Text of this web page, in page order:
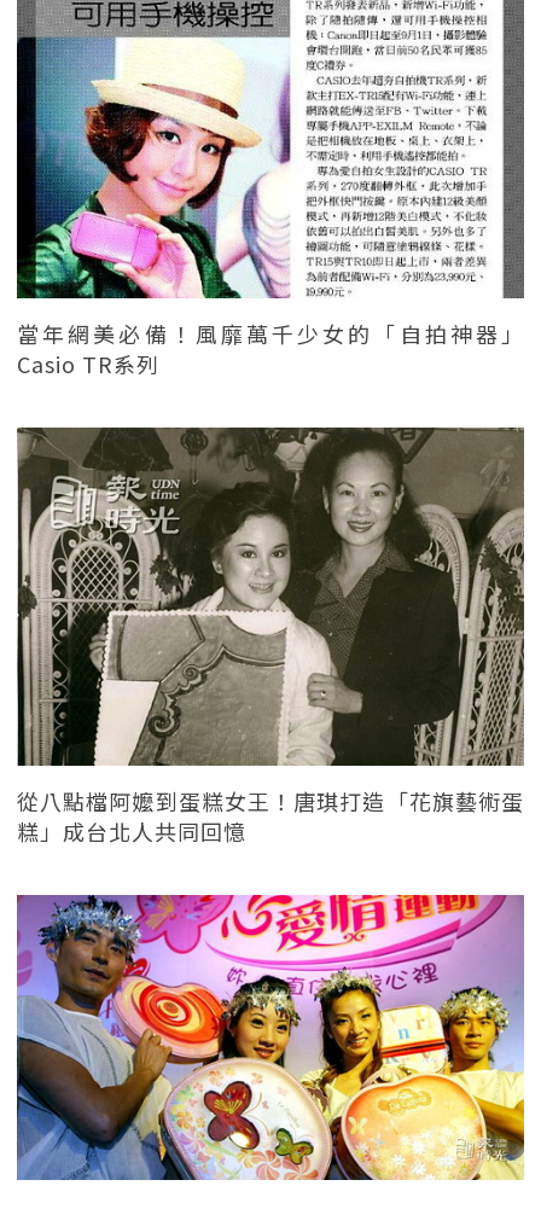
當年網美必備！風靡萬千少女的「自拍神器」
Casio TR系列
從八點檔阿嬤到蛋糕女王！唐琪打造「花旗藝術蛋
糕」成台北人共同回憶